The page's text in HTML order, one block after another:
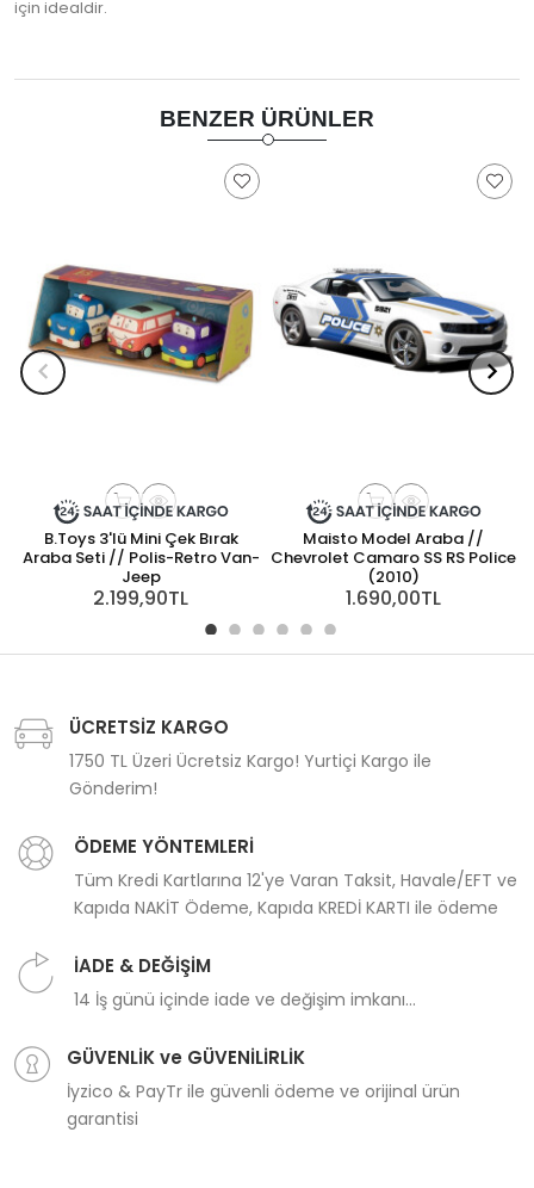
için idealdir.
BENZER ÜRÜNLER
B.Toys 3'lü Mini Çek Bırak
Araba Seti // Polis-Retro Van-
Jeep
2.199,90TL
Maisto Model Araba //
Chevrolet Camaro SS RS Police
(2010)
1.690,00TL
ÜCRETSİZ KARGO
1750 TL Üzeri Ücretsiz Kargo! Yurtiçi Kargo ile
Gönderim!
ÖDEME YÖNTEMLERİ
Tüm Kredi Kartlarına 12'ye Varan Taksit, Havale/EFT ve
Kapıda NAKİT Ödeme, Kapıda KREDİ KARTI ile ödeme
İADE & DEĞİŞİM
14 İş günü içinde iade ve değişim imkanı...
GÜVENLİK ve GÜVENİLİRLİK
İyzico & PayTr ile güvenli ödeme ve orijinal ürün
garantisi